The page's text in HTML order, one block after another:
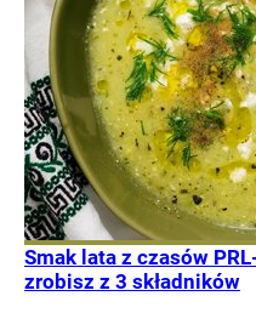
Smak lata z czasów
zrobisz z 3 składników